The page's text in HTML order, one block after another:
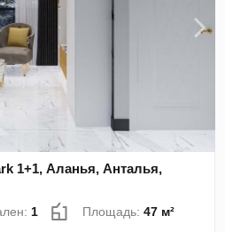
1+1, Аланья, Анталья,
1 Площадь:47 м²